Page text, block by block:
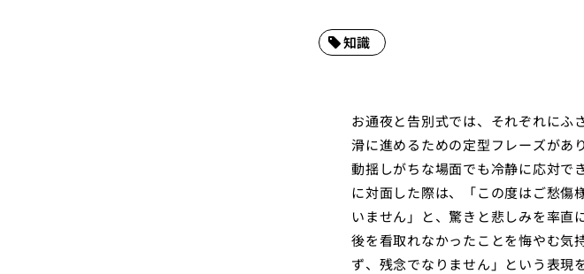
知識
お通夜と告別式では、それぞれにふ
滑に進めるための定型フレーズがあ
動揺しがちな場面でも冷静に応対で
に対面した際は、「この度はご愁傷
いません」と、驚きと悲しみを率直
後を看取れなかったことを悔やむ気
ず、残念でなりません」という表現